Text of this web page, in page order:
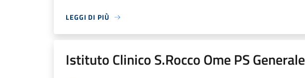
LEGGI DI PIÙ
Istituto Clinico S.Rocco Ome PS Generale